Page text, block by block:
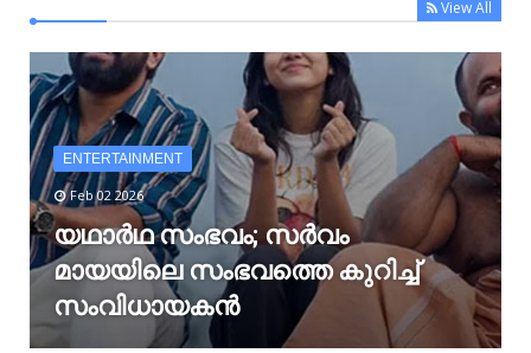
View All
ENTERTAINMENT
Feb 02 2026
യഥാർഥ സംഭവം; സർവം
മായയിലെ സംഭവത്തെ കുറിച്ച്
സംവിധായകൻ